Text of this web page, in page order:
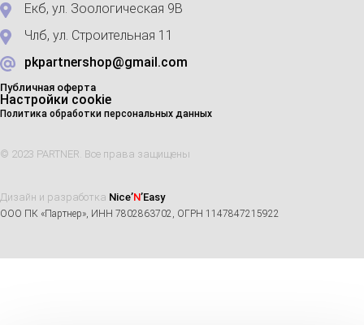
Екб, ул. Зоологическая 9В
Члб, ул. Строительная 11
pkpartnershop@gmail.com
Публичная оферта
Настройки cookie
Политика обработки персональных данных
© 2023 PARTNER. Все права защищены
Дизайн и разработка Nice’N’Easy
ООО ПК «Партнер», ИНН 7802863702, ОГРН 1147847215922